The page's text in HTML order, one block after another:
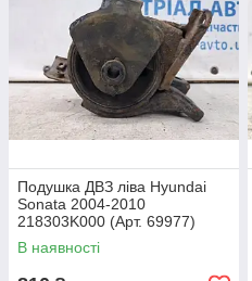
Подушка ДВЗ ліва Hyundai
Sonata 2004-2010
218303K000 (Арт. 69977)
В наявності